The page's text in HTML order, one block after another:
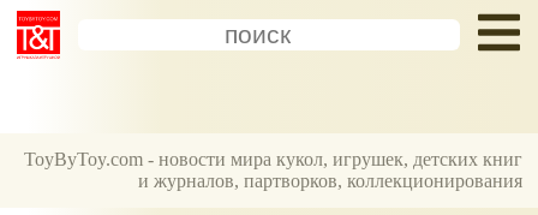
ToyByToy.com - новости мира кукол, игрушек, детских книг
и журналов, партворков, коллекционирования